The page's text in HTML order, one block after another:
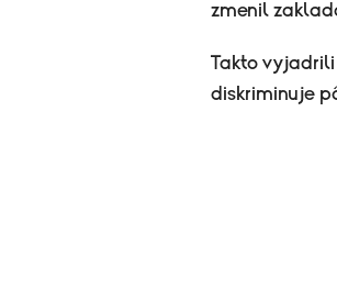
zmenil
Takto vyjadrili
diskriminuje